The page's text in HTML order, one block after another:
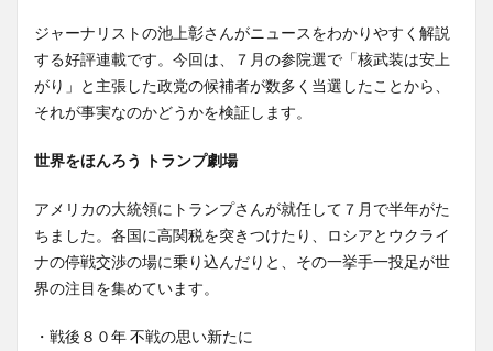
ジャーナリストの池上彰さんがニュースをわかりやすく解説
する好評連載です。今回は、７月の参院選で「核武装は安上
がり」と主張した政党の候補者が数多く当選したことから、
それが事実なのかどうかを検証します。
世界をほんろう トランプ劇場
アメリカの大統領にトランプさんが就任して７月で半年がた
ちました。各国に高関税を突きつけたり、ロシアとウクライ
ナの停戦交渉の場に乗り込んだりと、その一挙手一投足が世
界の注目を集めています。
・戦後８０年 不戦の思い新たに